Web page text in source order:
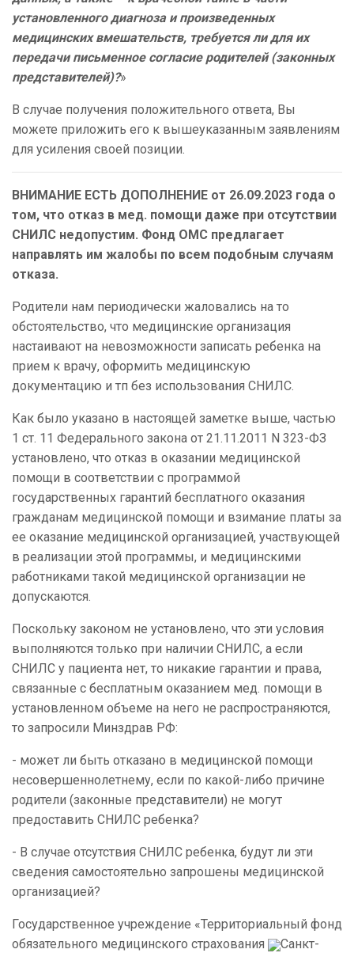
установленного диагноза и произведенных
медицинских вмешательств, требуется ли для их
передачи письменное согласие родителей (законных
представителей)?»
В случае получения положительного ответа, Вы
можете приложить его к вышеуказанным заявлениям
для усиления своей позиции.
ВНИМАНИЕ ЕСТЬ ДОПОЛНЕНИЕ от 26.09.2023 года о
том, что отказ в мед. помощи даже при отсутствии
СНИЛС недопустим. Фонд ОМС предлагает
направлять им жалобы по всем подобным случаям
отказа.
Родители нам периодически жаловались на то
обстоятельство, что медицинские организация
настаивают на невозможности записать ребенка на
прием к врачу, оформить медицинскую
документацию и тп без использования СНИЛС.
Как было указано в настоящей заметке выше, частью
1 ст. 11 Федерального закона от 21.11.2011 N 323-ФЗ
установлено, что отказ в оказании медицинской
помощи в соответствии с программой
государственных гарантий бесплатного оказания
гражданам медицинской помощи и взимание платы за
ее оказание медицинской организацией, участвующей
в реализации этой программы, и медицинскими
работниками такой медицинской организации не
допускаются.
Поскольку законом не установлено, что эти условия
выполняются только при наличии СНИЛС, а если
СНИЛС у пациента нет, то никакие гарантии и права,
связанные с бесплатным оказанием мед. помощи в
установленном объеме на него не распространяются,
то запросили Минздрав РФ:
- может ли быть отказано в медицинской помощи
несовершеннолетнему, если по какой-либо причине
родители (законные представители) не могут
предоставить СНИЛС ребенка?
- В случае отсутствия СНИЛС ребенка, будут ли эти
сведения самостоятельно запрошены медицинской
организацией?
Государственное учреждение «Территориальный фонд
обязательного медицинского страхования
Санкт-